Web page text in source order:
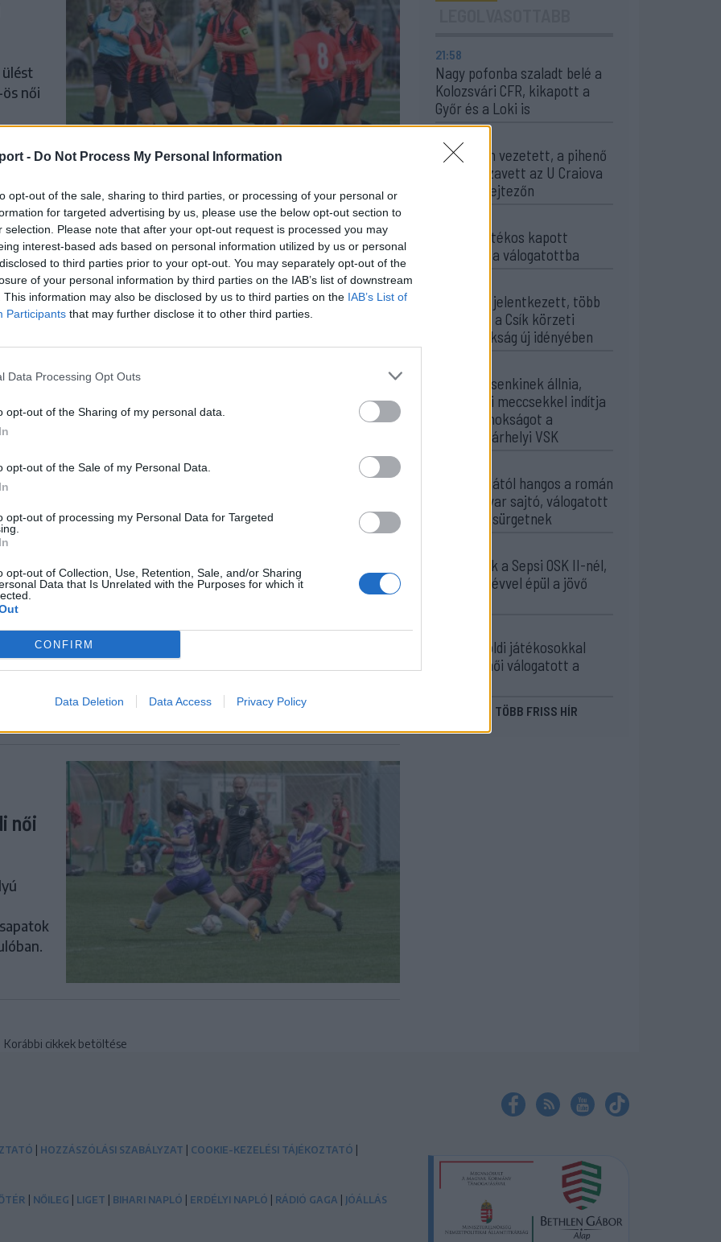
- Do Not Process My Personal Information
opt-out of the sale, sharing to third parties, or processing of your personal or
for targeted advertising by us, please use the below opt-out section to
selection. Please note that after your opt-out request is processed you may
interest-based ads based on personal information utilized by us or personal
to third parties prior to your opt-out. You may separately opt-out of the
of your personal information by third parties on the IAB’s list of downstream
This information may also be disclosed by us to third parties on the IAB’s List of
Participants that may further disclose it to other third parties.
Data Processing Opt Outs
opt-out of the Sharing of my personal data.
opt-out of the Sale of my Personal Data.
opt-out of processing my Personal Data for Targeted
opt-out of Collection, Use, Retention, Sale, and/or Sharing
Data that Is Unrelated with the Purposes for which it
CONFIRM
Data Deletion Data Access Privacy Policy
ülést
női
SE,
de
női
női
Korábbi cikkek betöltése
21:58
Nagy pofonba szaladt belé a
Kolozsvári CFR, kikapott a
Győr és a Loki is
Idegenben vezetett, a pihenő
után visszavett az U Craiova
az EL-selejtezőn
Két FK-játékos kapott
meghívót a válogatottba
Egy újonc jelentkezett, több
átsorolás a Csík körzeti
focibajnokság új idényében
Nem kell senkinek állnia,
idegenbeli meccsekkel indítja
a kézibajnokságot a
Marosvásárhelyi VSK
Corbu góljától hangos a román
és a magyar sajtó, válogatott
meghívót sürgetnek
Új korszak a Sepsi OSK II-nél,
fiatalos hévvel épül a jövő
Székelyföldi játékosokkal
készül a női válogatott a
MÉG TÖBB FRISS HÍR
| HOZZÁSZÓLÁSI SZABÁLYZAT | COOKIE-KEZELÉSI TÁJÉKOZTATÓ |
| NŐILEG | LIGET | BIHARI NAPLÓ | ERDÉLYI NAPLÓ | RÁDIÓ GAGA | JÓÁLLÁS